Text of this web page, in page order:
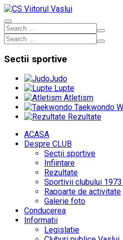
Sectii sportive
Judo
Lupte
Atletism
Taekwondo
Rezultate
ACASA
Despre CLUB
Secţii sportive
Infiintare
Rezultate
Sportivii clubului
Rapoarte de activitate
Galerie foto
Conducerea
Informatii
Legislatie